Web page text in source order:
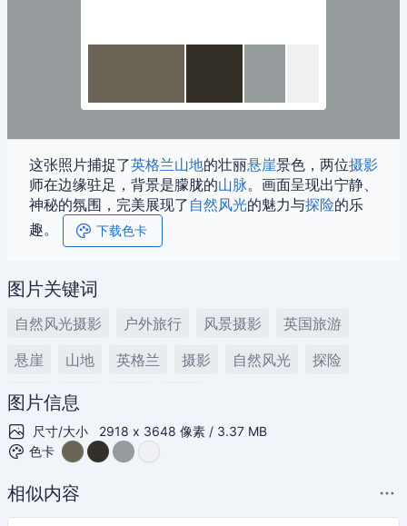
这张照片捕捉了英格兰山地的壮丽悬崖景色，两位摄影
师在边缘驻足，背景是朦胧的山脉。画面呈现出宁静、
神秘的氛围，完美展现了 自然风光的魅力与探险的乐
趣。
下载色卡
图片关键词
自然风光摄影 户外旅行 风景摄影
英国旅游
悬崖
山地 英格兰 摄影 自然风光
探险
雾气
秋季
图片信息
尺寸/大小
2918 x 3648 像素 / 3.37 MB
色卡
相似内容